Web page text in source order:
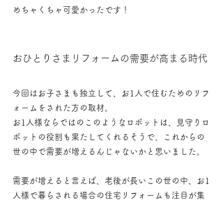
めちゃくちゃ可愛かったです！
おひとりさまリフォームの需要が高まる時代
今回はお子さまも独立して、お1人で住むためのリフ
ォームをされた方の取材。
お1人様ならではのこのようなロボットは、見守りロ
ボットの役割も果たしてくれるそうで、これからの
世の中で需要が増えるんじゃないかと思いました。
需要が増えると言えば、老後が長いこの世の中、お1
人様で暮らされる場合の住宅リフォームも注目が集